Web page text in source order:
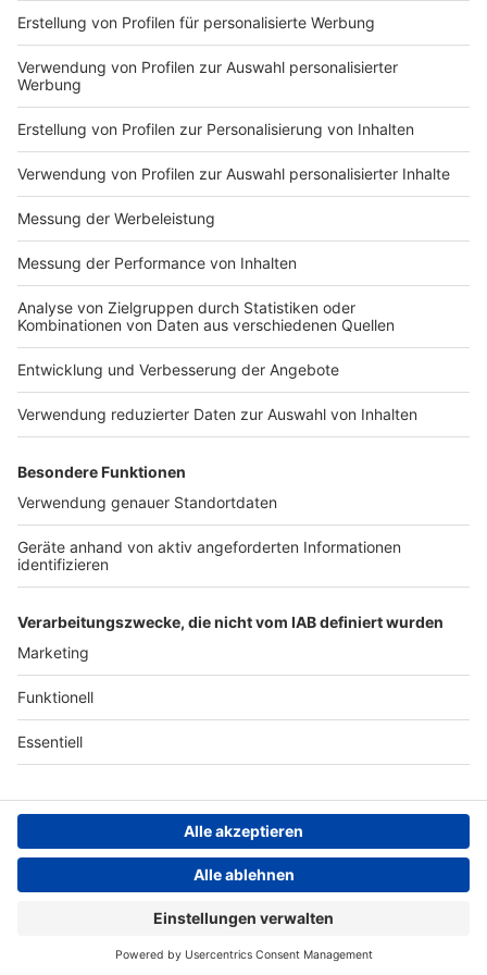
Nutzungsbedingungen
Impressum
Das Band-ABC
Jobs
Archiv
Teilnahme­bedingungen
Geschäfts­bedingungen
ANTENNE BAYERN GROUP
Grounding Page ROCK
ANTENNE
Kontakt
Studio-Hotline
Datenschutz­erklärung
Cookie- und Drittanbieter-
einstellungen
Persönliche Datenkontrolle
ROCK ANTENNE
Region wechseln
ROCK ANTENNE Live